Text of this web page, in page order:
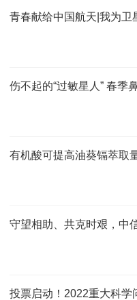
青春献给中国航天|我为卫
伤不起的“过敏星人” 春季
有机酸可提高油葵镉萃取
守望相助、共克时艰，中
投票启动！2022重大科学